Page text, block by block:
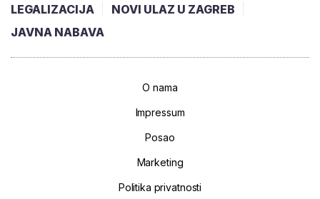
LEGALIZACIJA
NOVI ULAZ U ZAGREB
JAVNA NABAVA
O nama
Impressum
Posao
Marketing
Politika privatnosti